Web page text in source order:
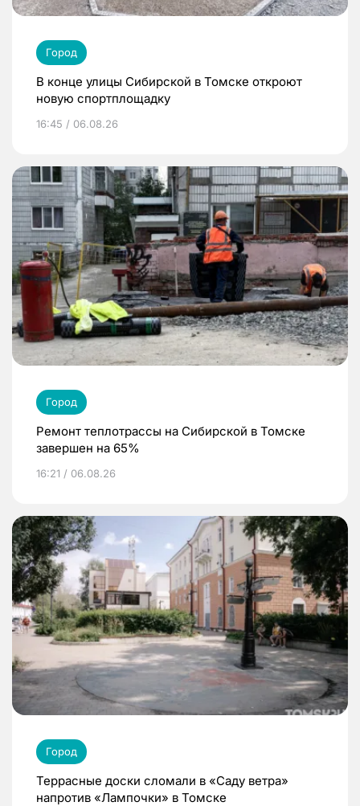
Город
В конце улицы Сибирской в Томске откроют
новую спортплощадку
16:45 / 06.08.26
Город
Ремонт теплотрассы на Сибирской в Томске
завершен на 65%
16:21 / 06.08.26
Город
Террасные доски сломали в «Саду ветра»
напротив «Лампочки» в Томске